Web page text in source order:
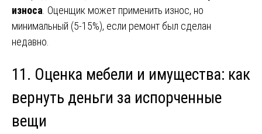
износа. Оценщик может применить износ, но
минимальный (5-15%), если ремонт был сделан
недавно.
11. Оценка мебели и имущества: как
вернуть деньги за испорченные
вещи